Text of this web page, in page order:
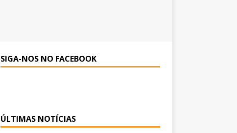
SIGA-NOS NO FACEBOOK
ÚLTIMAS NOTÍCIAS